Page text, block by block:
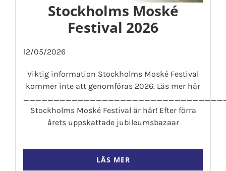
Stockholms Moské
Festival 2026
12/05/2026
Viktig information Stockholms Moské Festival
kommer inte att genomföras 2026. Läs mer här
Stockholms Moské Festival är här! Efter förra
årets uppskattade jubileumsbazaar
LÄS MER